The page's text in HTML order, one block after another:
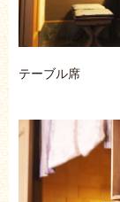
テーブル席